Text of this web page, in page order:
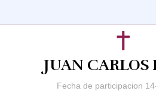
JUAN CARLOS
Fecha de participacion